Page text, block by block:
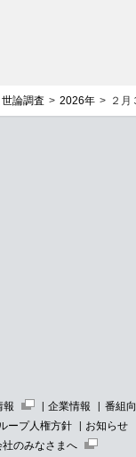
論調査 2026年 ２月
報 企業情報
番組
ープ人権方針
お知らせ
社のみなさまへ